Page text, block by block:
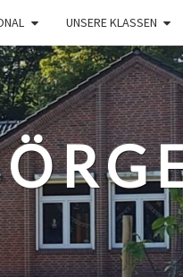
UNSERE KLASSEN